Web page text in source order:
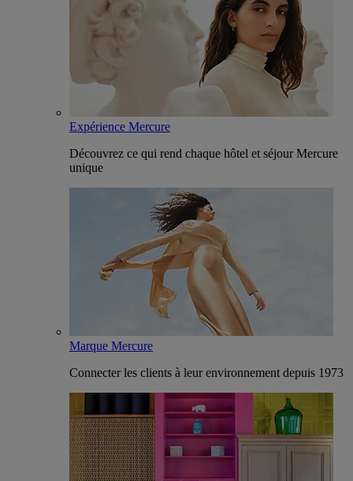
Expérience Mercure
Découvrez ce qui rend chaque hôtel et séjour Mercure
unique
Marque Mercure
Connecter les clients à leur environnement depuis 1973